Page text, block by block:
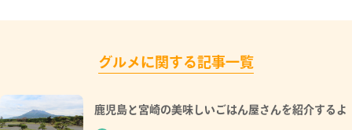
グルメに関する記事一覧
鹿児島と宮崎の美味しいごはん屋さんを紹介するよ